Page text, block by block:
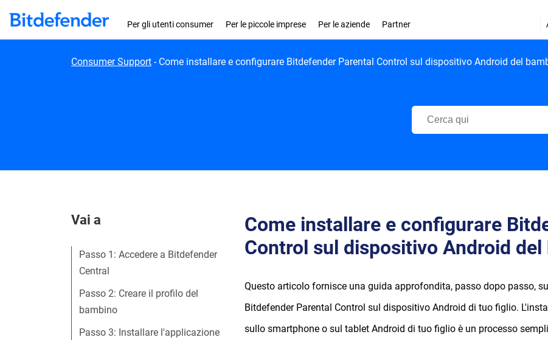
Skip to content
Per gli utenti consumer Per le piccole imprese Per le aziende Partner
Consumer Support - Come installare e configurare Bitdefender Parental Control sul dispositivo Android del
Centro di Supporto Bitdefender
Vai a
Passo 1: Accedere a Bitdefender
Central
Passo 2: Creare il profilo del
bambino
Passo 3: Installare l'applicazione
Come installare e configurare
Control sul dispositivo Android del
Questo articolo fornisce una guida approfondita, passo dopo passo,
Bitdefender Parental Control sul dispositivo Android di tuo figlio.
sullo smartphone o sul tablet Android di tuo figlio è un processo